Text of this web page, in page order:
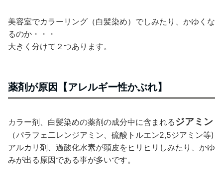
美容室でカラーリング（白髪染め）でしみたり、かゆくな
るのか・・・
大きく分けて２つあります。
薬剤が原因【アレルギー性かぶれ】
カラー剤、白髪染めの薬剤の成分中に含まれる ジアミン
（パラフェ二レンジアミン、硫酸トルエン2,5ジアミン等)
アルカリ剤、過酸化水素が頭皮をヒリヒリしみたり、かゆ
みが出る原因である事が多いです。